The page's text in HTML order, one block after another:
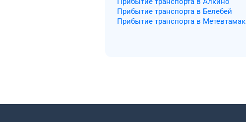
Прибытие транспорта в Белебей
Прибытие транспорта в Метевтамак